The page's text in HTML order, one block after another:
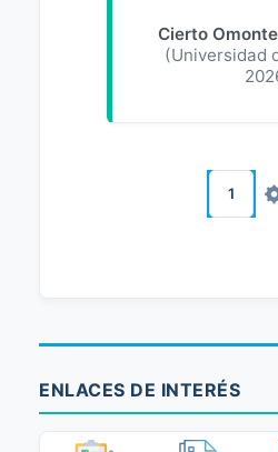
Cierto
(Universidad
1
ENLACES DE INTERÉS